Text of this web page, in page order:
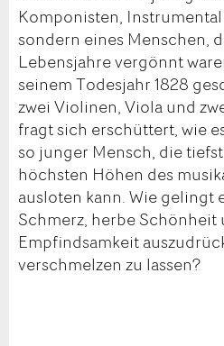
Komponisten,
sondern eines Menschen,
Lebensjahre vergönnt
seinem Todesjahr 1828
zwei Violinen, Viola und
fragt sich erschüttert, wie
so junger Mensch, die
höchsten Höhen des
ausloten kann. Wie gelingt
Schmerz, herbe Schönheit
Empfindsamkeit
verschmelzen zu lassen?